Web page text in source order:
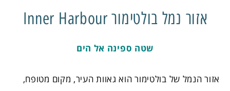
אזור נמל בולטימור Inner Harbour
שטה ספינה אל הים
אזור הנמל של בולטימור הוא גאוות העיר, מקום מטופח,